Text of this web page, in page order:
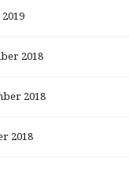
2018
2018
2018